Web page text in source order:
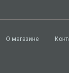
О магазине